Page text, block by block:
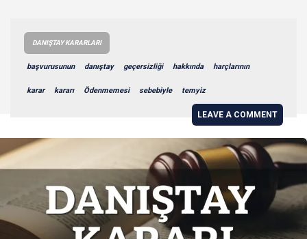
DANIŞTAY KARARLARI
başvurusunun danıştay geçersizliği hakkında harçlarının
karar kararı Ödenmemesi sebebiyle temyiz
LEAVE A COMMENT